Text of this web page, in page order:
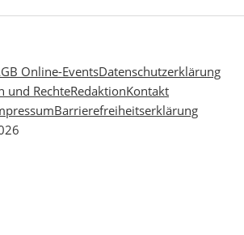
Online-EventsDatenschutzerklärung
und RechteRedaktionKontakt
Barrierefreiheitserklärung